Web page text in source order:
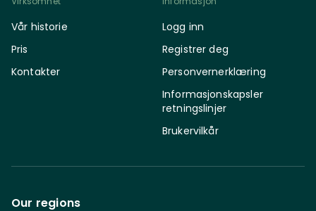
Vår historie
Pris
Kontakter
Logg inn
Registrer deg
Personvernerklæring
Informasjonskapsler
retningslinjer
Brukervilkår
Our regions